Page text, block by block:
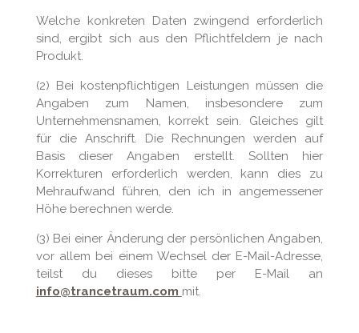
Welche konkreten Daten zwingend erforderlich
sind, ergibt sich aus den Pflichtfeldern je nach
Produkt.
(2) Bei kostenpflichtigen Leistungen müssen die
Angaben zum Namen, insbesondere zum
Unternehmensnamen, korrekt sein. Gleiches gilt
für die Anschrift. Die Rechnungen werden auf
Basis dieser Angaben erstellt. Sollten hier
Korrekturen erforderlich werden, kann dies zu
Mehraufwand führen, den ich in angemessener
Höhe berechnen werde.
(3) Bei einer Änderung der persönlichen Angaben,
vor allem bei einem Wechsel der E-Mail-Adresse,
teilst du dieses bitte per E-Mail an
info@trancetraum.com mit.